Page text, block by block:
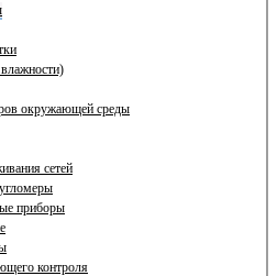
окружающей среды
сетей
приборы
контроля